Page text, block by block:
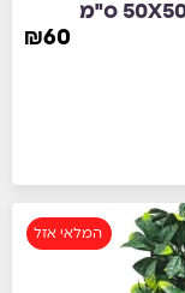
₪60
המלאי אזל